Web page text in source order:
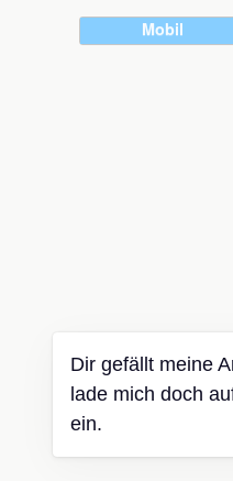
Mobil
Dir gefällt meine
lade mich doch
ein.